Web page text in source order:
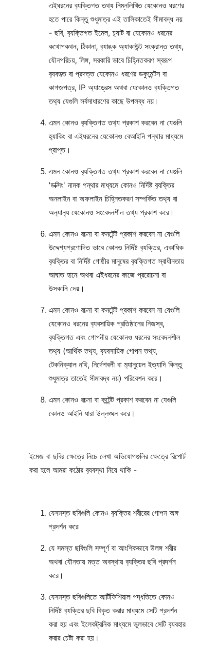
এইধরনের ব‍্যক্তিগত তথ্য নিম্নলিখিত যেকোনও ধরণের
হতে পারে কিন্তু শুধুমাত্র এই তালিকাতেই সীমাবদ্ধ নয়
- ছবি, ব‍্যক্তিগত ইমেল, চ‍্যাট বা যেকোনও ধরনের
কথোপকথন, ঠিকানা, ব‍্যাঙ্ক অ্যাকাউন্ট সংক্রান্ত তথ্য,
যৌনপরিচয়, লিঙ্গ, সরকারি ভাবে চিহ্নিতকরণ স্বরূপ
ব‍্যবহৃত বা প্রদত্ত যেকোনও ধরণের ডকুমেন্টস বা
কাগজপত্র, IP অ্যাড্রেস অথবা যেকোনও ব‍্যক্তিগত
তথ‍্য যেগুলি সর্বসাধারণের কাছে উপলব্ধ নয়‌।
এমন কোনও ব‍্যক্তিগত তথ‍্য প্রকাশ করবেন না যেগুলি
হ‍্যাকিং বা এইধরনের যেকোনও বেআইনি পন্থার মাধ্যমে
প্রাপ্ত।
এমন কোনও ব‍্যক্তিগত তথ‍্য প্রকাশ করবেন না যেগুলি
'ডক্সিং' নামক পন্থার মাধ্যমে কোনও নির্দিষ্ট ব‍্যক্তির
অনলাইন বা অফলাইন চিহ্নিতকরণ সম্পর্কিত তথ‍্য বা
অন‍্যান‍্য যেকোনও সংবেদনশীল তথ্য প্রকাশ করে।
এমন কোনও রচনা বা কনটেন্ট প্রকাশ করবেন না যেগুলি
উদ্দেশ্যপ্রণোদিত ভাবে কোনও নির্দিষ্ট ব‍্যক্তির, একাধিক
ব‍্যক্তির বা নির্দিষ্ট গোষ্ঠীর মানুষের ব‍্যক্তিগত স্বাধীনতায়
আঘাত হানে অথবা এইধরনের কাজে প্ররোচনা বা
উসকানি দেয়।
এমন কোনও রচনা বা কনটেন্ট প্রকাশ করবেন না যেগুলি
যেকোনও ধরনের ব‍্যবসায়িক প্রতিষ্ঠানের নিজস্ব,
ব‍্যক্তিগত এবং গোপনীয় যেকোনও ধরনের সংবেদনশীল
তথ‍্য (আর্থিক তথ‍্য, ব‍্যবসায়িক গোপন তথ্য,
টেকনিক্যাল নথি, নির্দেশবলী বা ম‍্যানুয়েল ইত্যাদি কিন্তু
শুধুমাত্র তাতেই সীমাবদ্ধ নয়) পরিবেশন করে।
এমন কোনও রচনা বা কন্টেন্ট প্রকাশ করবেন না যেগুলি
কোনও আইনি ধারা উল্লঙ্ঘন করে।
ইমেজ বা ছবির ক্ষেত্রে নিচে লেখা অভিযোগগুলির ক্ষেত্রে রিপোর্ট
করা হলে আমরা কঠোর ব‍্যবস্থা নিয়ে থাকি -
যেসমস্ত ছবিগুলি কোনও ব‍্যক্তির শরীরের গোপন অঙ্গ
প্রদর্শন করে
যে সমস্ত ছবিগুলি সম্পূর্ণ বা আংশিকভাবে উলঙ্গ শরীর
অথবা যৌনতায় মত্ত অবস্থায় ব‍্যক্তির ছবি প্রদর্শন
করে।
যেসমস্ত ছবিগুলিতে আর্টিফিশিয়াল পদ্ধতিতে কোনও
নির্দিষ্ট ব‍্যক্তির ছবি বিকৃত করার মাধ্যমে সেটি প্রদর্শন
করা হয় এবং ইলেকট্রনিক মাধ্যমে ভুলভাবে সেটি ব‍্যবহার
করার চেষ্টা করা হয়।